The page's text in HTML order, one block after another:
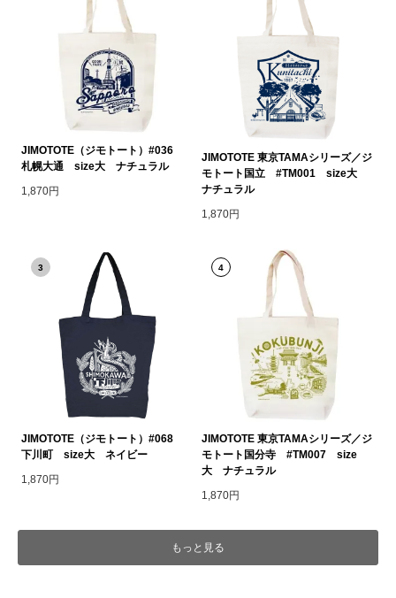
JIMOTOTE（ジモトート）#036
札幌大通 size大 ナチュラル
1,870円
JIMOTOTE 東京TAMAシリーズ／ジ
モトート国立 #TM001 size大
ナチュラル
1,870円
3
JIMOTOTE（ジモトート）#068
下川町 size大 ネイビー
1,870円
4
JIMOTOTE 東京TAMAシリーズ／ジ
モトート国分寺 #TM007 size
大 ナチュラル
1,870円
もっと見る